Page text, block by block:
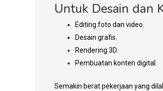
Untuk Desain dan
Editing foto dan video.
Desain grafis.
Rendering 3D.
Pembuatan konten digital.
Semakin berat pekerjaan yang